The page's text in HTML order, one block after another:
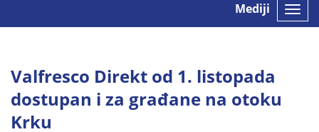
Toggle
Mediji
Valfresco Direkt od 1. listopada
dostupan i za građane na otoku
Krku